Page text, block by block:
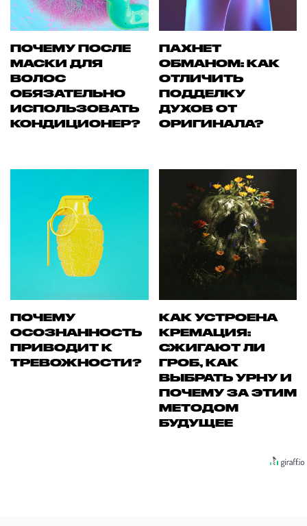
ПОЧЕМУ ПОСЛЕ
МАСКИ ДЛЯ
ВОЛОС
ОБЯЗАТЕЛЬНО
ИСПОЛЬЗОВАТЬ
КОНДИЦИОНЕР?
ПАХНЕТ
ОБМАНОМ: КАК
ОТЛИЧИТЬ
ПОДДЕЛКУ
ДУХОВ ОТ
ОРИГИНАЛА?
ПОЧЕМУ
ОСОЗНАННОСТЬ
ПРИВОДИТ К
ТРЕВОЖНОСТИ?
КАК УСТРОЕНА
КРЕМАЦИЯ:
СЖИГАЮТ ЛИ
ГРОБ, КАК
ВЫБРАТЬ УРНУ И
ПОЧЕМУ ЗА ЭТИМ
МЕТОДОМ
БУДУЩЕЕ